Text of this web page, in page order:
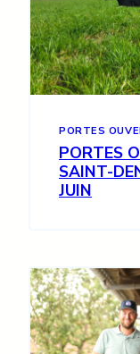
PORTES
PORTES
SAINT-
JUIN